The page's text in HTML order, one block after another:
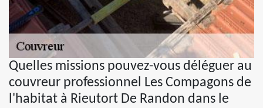
Quelles missions pouvez-vous déléguer au
couvreur professionnel Les Compagons de
l'habitat à Rieutort De Randon dans le